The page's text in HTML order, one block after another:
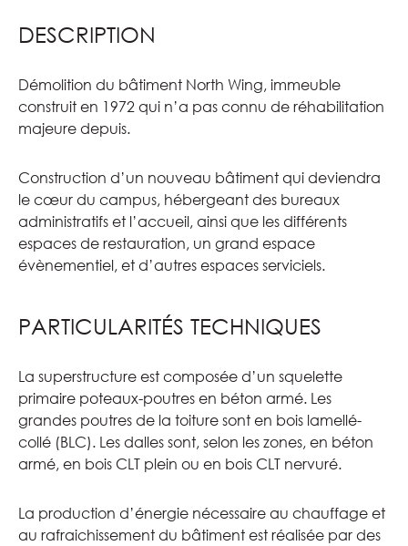
DESCRIPTION
Démolition du bâtiment North Wing, immeuble
construit en 1972 qui n’a pas connu de réhabilitation
majeure depuis.
Construction d’un nouveau bâtiment qui deviendra
le cœur du campus, hébergeant des bureaux
administratifs et l’accueil, ainsi que les différents
espaces de restauration, un grand espace
évènementiel, et d’autres espaces serviciels.
PARTICULARITÉS TECHNIQUES
La superstructure est composée d’un squelette
primaire poteaux-poutres en béton armé. Les
grandes poutres de la toiture sont en bois lamellé-
collé (BLC). Les dalles sont, selon les zones, en béton
armé, en bois CLT plein ou en bois CLT nervuré.
La production d’énergie nécessaire au chauffage et
au rafraichissement du bâtiment est réalisée par des